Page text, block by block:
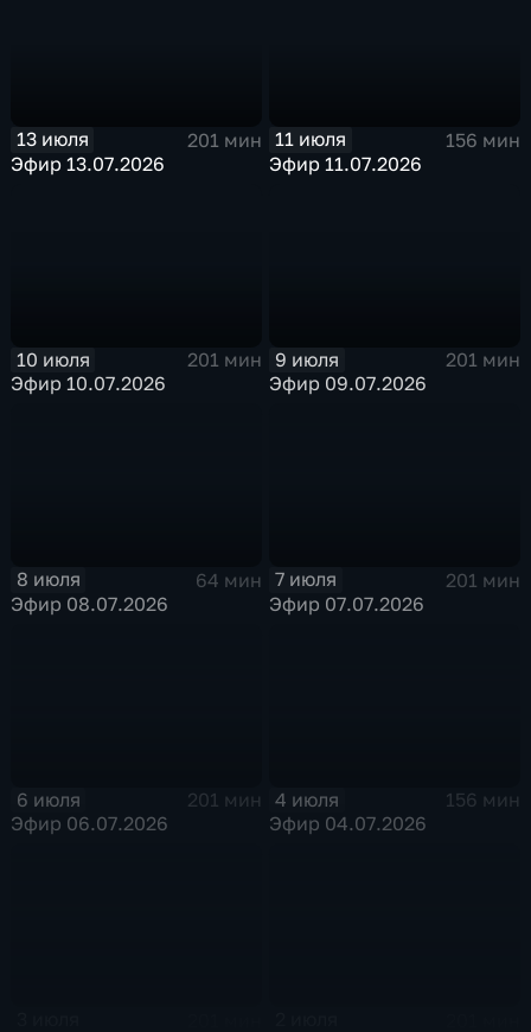
13 июля
201 мин
Эфир 13.07.2026
11 июля
156 мин
Эфир 11.07.2026
10 июля
201 мин
Эфир 10.07.2026
9 июля
201 мин
Эфир 09.07.2026
8 июля
64 мин
Эфир 08.07.2026
7 июля
201 мин
Эфир 07.07.2026
6 июля
201 мин
Эфир 06.07.2026
4 июля
156 мин
Эфир 04.07.2026